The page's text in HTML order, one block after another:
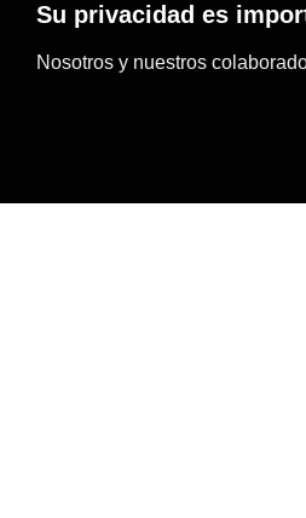
Su privacidad es
Nosotros y nuestros